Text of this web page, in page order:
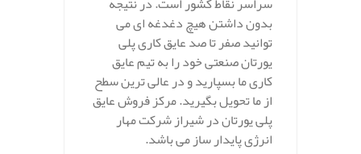
بدون داشتن هیچ دغدغه ای می
توانید صفر تا صد عایق کاری پلی
یورتان صنعتی خود را به تیم عایق
کاری ما بسپارید و در عالی ترین سطح
از ما تحویل بگیرید. مرکز فروش عایق
پلی یورتان در شیراز شرکت مهار
انرژی پایدار ساز می باشد.